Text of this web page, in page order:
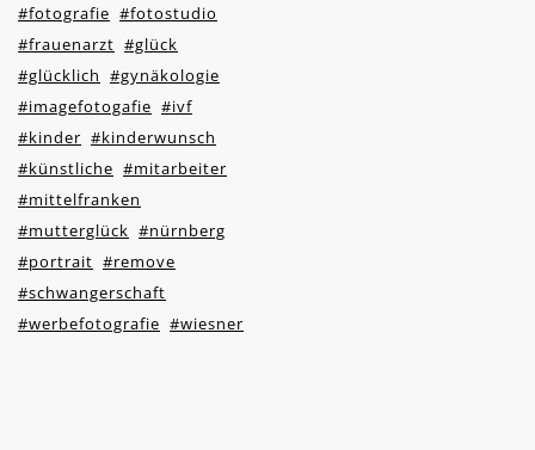
#fotografie #fotostudio
#frauenarzt #glück
#glücklich #gynäkologie
#imagefotogafie #ivf
#kinder #kinderwunsch
#künstliche #mitarbeiter
#mittelfranken
#mutterglück #nürnberg
#portrait #remove
#schwangerschaft
#werbefotografie #wiesner